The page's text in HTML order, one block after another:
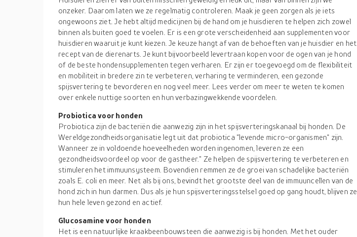
onzeker. Daarom laten we ze regelmatig controleren. Maak je geen zorgen als je iets
ongewoons ziet. Je hebt altijd medicijnen bij de hand om je huisdieren te helpen zich zowel
binnen als buiten goed te voelen. Er is een grote verscheidenheid aan supplementen voor
huisdieren waaruit je kunt kiezen. Je keuze hangt af van de behoeften van je huisdier en het
recept van de dierenarts. Je kunt bijvoorbeeld levertraan kopen voor de ogen van je hond
of de beste hondensupplementen tegen verharen. Er zijn er toegevoegd om de flexibiliteit
en mobiliteit in bredere zin te verbeteren, verharing te verminderen, een gezonde
spijsvertering te bevorderen en nog veel meer. Lees verder om meer te weten te komen
over enkele nuttige soorten en hun verbazingwekkende voordelen.
Probiotica voor honden
Probiotica zijn de bacteriën die aanwezig zijn in het spijsverteringskanaal bij honden. De
Wereldgezondheidsorganisatie legt uit dat probiotica "levende micro-organismen" zijn.
Wanneer ze in voldoende hoeveelheden worden ingenomen, leveren ze een
gezondheidsvoordeel op voor de gastheer." Ze helpen de spijsvertering te verbeteren en
stimuleren het immuunsysteem. Bovendien remmen ze de groei van schadelijke bacteriën
zoals E. coli en meer. Net als bij ons, bevindt het grootste deel van de immuuncellen van de
hond zich in hun darmen. Dus als je hun spijsverteringsstelsel goed op gang houdt, blijven ze
hun hele leven gezond en actief.
Glucosamine voor honden
Het is een natuurlijke kraakbeenbouwsteen die aanwezig is bij honden. Met het ouder